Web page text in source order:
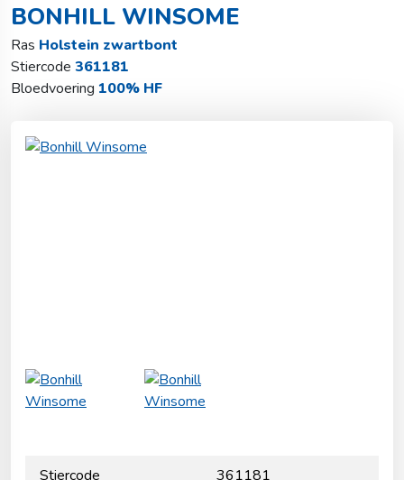
BONHILL WINSOME
Ras Holstein zwartbont
Stiercode 361181
Bloedvoering 100% HF
Stiercode 361181